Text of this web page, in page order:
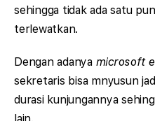
sehingga tidak ada satu
terlewatkan.
Dengan adanya microsoft
sekretaris bisa mnyusun
durasi kunjungannya
lain.